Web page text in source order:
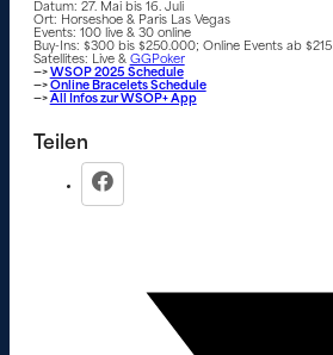
Datum: 27. Mai bis 16. Juli
Ort: Horseshoe & Paris Las Vegas
Events: 100 live & 30 online
Buy-Ins: $300 bis $250.000; Online Events ab $215
Satellites: Live & GGPoker
—>WSOP 2025 Schedule
—>Online Bracelets Schedule
—>All Infos zur WSOP+ App
Teilen